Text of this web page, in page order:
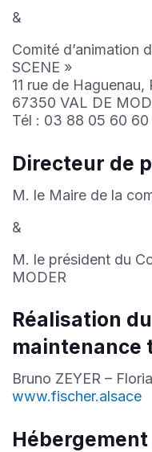
&
Comité d’animation
SCENE »
11 rue de
67350 VAL DE
Tél : 03 88 05 60 60
Directeur de
M. le Maire de la
&
M. le président du
MODER
Réalisation
maintenance
Bruno ZEYER –
www.fischer.alsace
Hébergement